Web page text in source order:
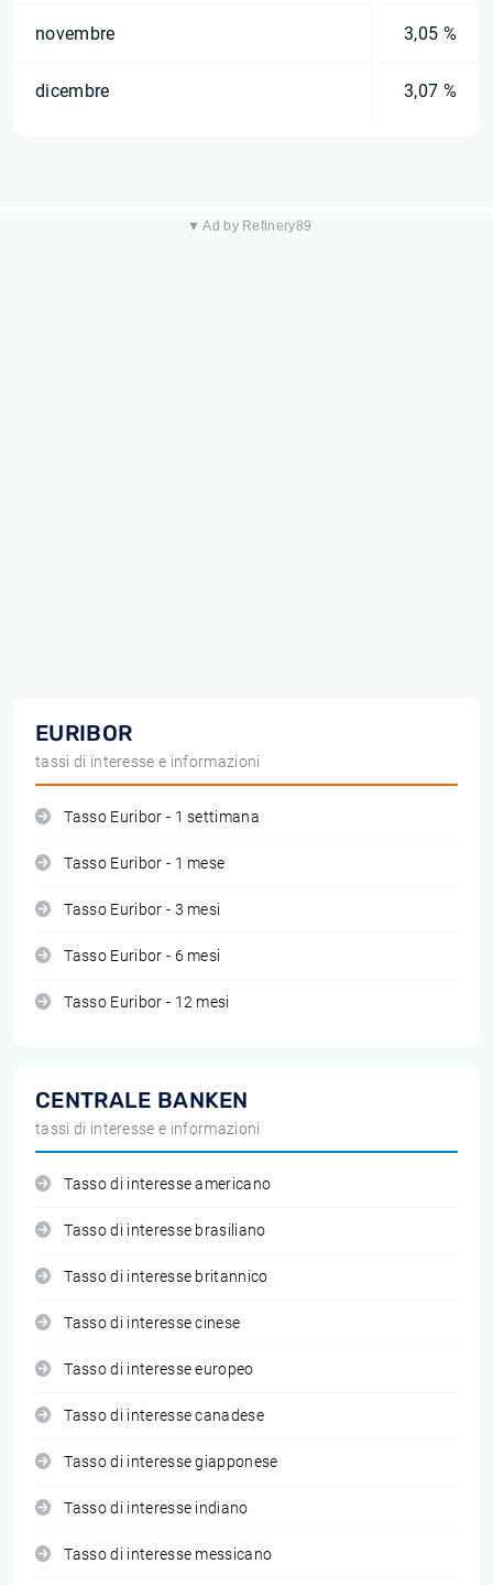
novembre 3,05 %
dicembre 3,07 %
▼ Ad by Refinery89
EURIBOR
tassi di interesse e informazioni
Tasso Euribor - 1 settimana
Tasso Euribor - 1 mese
Tasso Euribor - 3 mesi
Tasso Euribor - 6 mesi
Tasso Euribor - 12 mesi
CENTRALE BANKEN
tassi di interesse e informazioni
Tasso di interesse americano
Tasso di interesse brasiliano
Tasso di interesse britannico
Tasso di interesse cinese
Tasso di interesse europeo
Tasso di interesse canadese
Tasso di interesse giapponese
Tasso di interesse indiano
Tasso di interesse messicano